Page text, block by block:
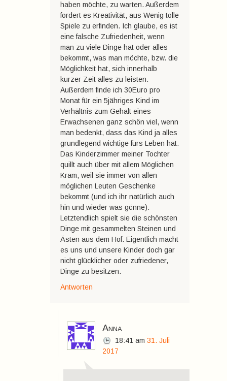
haben möchte, zu warten. Außerdem
fordert es Kreativität, aus Wenig tolle
Spiele zu erfinden. Ich glaube, es ist
eine falsche Zufriedenheit, wenn
man zu viele Dinge hat oder alles
bekommt, was man möchte, bzw. die
Möglichkeit hat, sich innerhalb
kurzer Zeit alles zu leisten.
Außerdem finde ich 30Euro pro
Monat für ein 5jähriges Kind im
Verhältnis zum Gehalt eines
Erwachsenen ganz schön viel, wenn
man bedenkt, dass das Kind ja alles
grundlegend wichtige fürs Leben hat.
Das Kinderzimmer meiner Tochter
quillt auch über mit allem Möglichen
Kram, weil sie immer von allen
möglichen Leuten Geschenke
bekommt (und ich ihr natürlich auch
hin und wieder was gönne).
Letztendlich spielt sie die schönsten
Dinge mit gesammelten Steinen und
Ästen aus dem Hof. Eigentlich macht
es uns und unsere Kinder doch gar
nicht glücklicher oder zufriedener,
Dinge zu besitzen.
Antworten
Anna
18:41 am 31. Juli
2017